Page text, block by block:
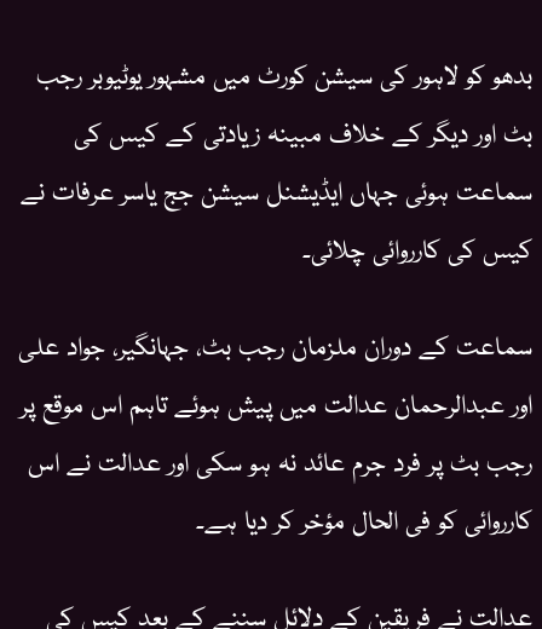
بدھو کو لاہور کی سیشن کورٹ میں مشہور یوٹیوبر رجب
بٹ اور دیگر کے خلاف مبینہ زیادتی کے کیس کی
سماعت ہوئی جہاں ایڈیشنل سیشن جج یاسر عرفات نے
کیس کی کارروائی چلائی۔
سماعت کے دوران ملزمان رجب بٹ، جہانگیر، جواد علی
اور عبدالرحمان عدالت میں پیش ہوئے تاہم اس موقع پر
رجب بٹ پر فرد جرم عائد نہ ہو سکی اور عدالت نے اس
کارروائی کو فی الحال مؤخر کر دیا ہے۔
عدالت نے فریقین کے دلائل سننے کے بعد کیس کی